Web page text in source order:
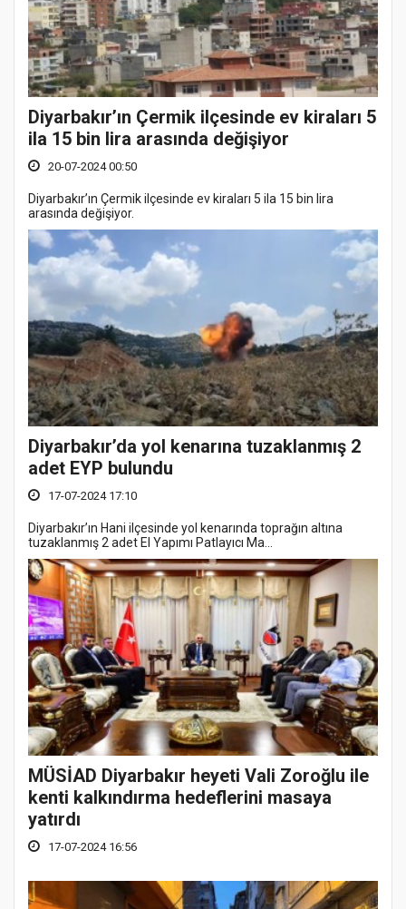
Diyarbakır’ın Çermik ilçesinde ev kiraları 5
ila 15 bin lira arasında değişiyor
20-07-2024 00:50
Diyarbakır’ın Çermik ilçesinde ev kiraları 5 ila 15 bin lira
arasında değişiyor.
Diyarbakır’da yol kenarına tuzaklanmış 2
adet EYP bulundu
17-07-2024 17:10
Diyarbakır’ın Hani ilçesinde yol kenarında toprağın altına
tuzaklanmış 2 adet El Yapımı Patlayıcı Ma...
MÜSİAD Diyarbakır heyeti Vali Zoroğlu ile
kenti kalkındırma hedeflerini masaya
yatırdı
17-07-2024 16:56